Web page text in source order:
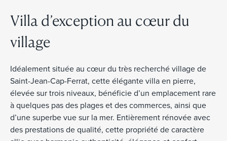
Villa d’exception au cœur du
village
Idéalement située au cœur du très recherché village de
Saint-Jean-Cap-Ferrat, cette élégante villa en pierre,
élevée sur trois niveaux, bénéficie d’un emplacement rare
à quelques pas des plages et des commerces, ainsi que
d’une superbe vue sur la mer. Entièrement rénovée avec
des prestations de qualité, cette propriété de caractère